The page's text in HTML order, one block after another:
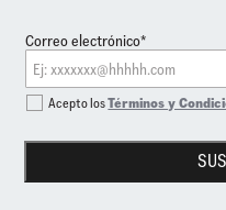
Correo electrónico*
Acepto losTérminos y